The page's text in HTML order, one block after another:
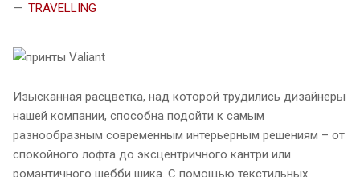
TRAVELLING
Изысканная расцветка, над которой трудились дизайнеры
нашей компании, способна подойти к самым
разнообразным современным интерьерным решениям – от
спокойного лофта до эксцентричного кантри или
романтичного шебби шика. С помощью текстильных